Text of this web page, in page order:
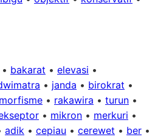
• bakarat • elevasi •
• janda • birokrat •
• rakawira • turun •
• mikron • merkuri •
adik • cepiau • cerewet • ber •